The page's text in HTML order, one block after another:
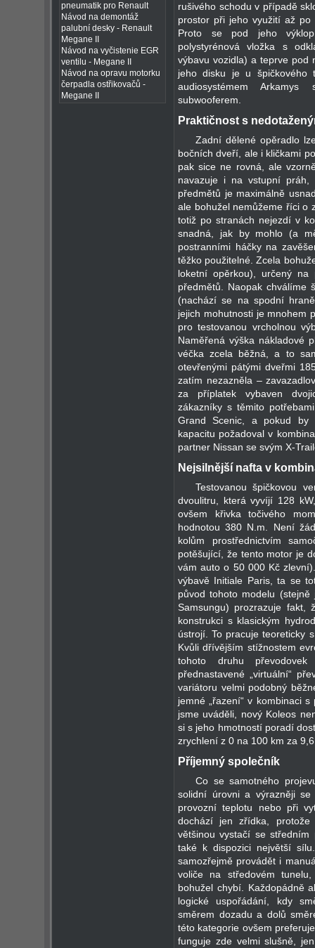
pneumatik pro Renault
Návod na demontáž
palubní desky - Renault
Megane II
Návod na vyčistenie EGR
ventilu - Megane II
Návod na opravu motorku
čerpadla ostřikovačů -
Megane II
rušivého schodu v případě
prostor při jeho využití až
Proto se pod jeho
polystyrénová vložka s
výbavu vozidla) a teprve pod
jeho disku je u špičkového
audiosystémem
subwooferem.
Praktičnost s
Zadní dělené opěradlo
bočních dveří, ale i kličkami
pak sice ne rovná, ale
navazuje i na vstupní práh,
předmětů je maximálně
ale bohužel nemůžeme říci o
totiž po stranách nejezdí v
snadná, jak by mohlo (a
postranními háčky na
těžko použitelné. Zcela
loketní opěrkou), určený
předmětů. Naopak chválíme
(nachází se na spodní
jejich mohutnosti je mnohem
pro testovanou vrcholnou
Naměřená výška nákladové
véčka zcela běžná, a to
otevřenými pátými dveřmi
zatím nezazněla –
za příplatek vybaven
zákazníky s těmito
Grand Scenic, a pokud by
kapacitu požadoval v
partner Nissan se svým X-
Nejsilnější nafta v
Testovanou špičkovou
dvoulitru, která vyvíjí 128
ovšem křivka točivého
hodnotou 380 N.m. Není
kolům prostřednictvím
potěšující, že tento motor je
vám auto o 50 000 Kč
výbavě Initiale Paris, ta se
původ tohoto modelu
Samsungu) prozrazuje fakt,
konstrukci s klasickým
ústrojí. To pracuje teoreticky
Kvůli dřívějším stížnostem
tohoto druhu
přednastavené „virtuální“
variátoru velmi podobný
jemné „řazení“ v kombinaci
jsme uváděli, nový Koleos
si s jeho hmotností poradí
zrychlení z 0 na 100 km za
Příjemný společník
Co se samotného
solidní úrovni a výrazněji
provozní teplotu nebo při
dochází jen zřídka,
většinou vystačí se
také k dispozici největší
samozřejmě provádět i
voliče na středovém
bohužel chybí. Každopádně
logické uspořádání, kdy
směrem dozadu a dolů
této kategorie ovšem
funguje zde velmi slušně,